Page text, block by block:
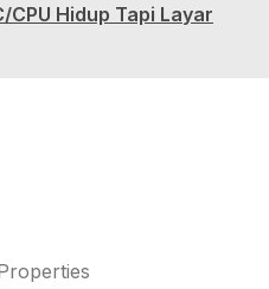
CPU Hidup Tapi Layar